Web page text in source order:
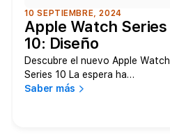
10 SEPTIEMBRE, 2024
Apple Watch Series
10: Diseño
innovador, pantalla
impresionante y
más novedades
Descubre el nuevo Apple Watch
Series 10 La espera ha
terminado. Apple ha presentado
Saber más